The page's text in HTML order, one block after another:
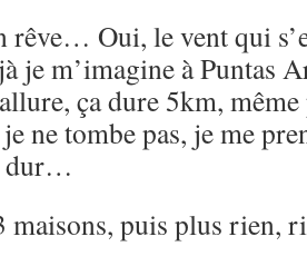
rêve… Oui, le vent qui
je m’imagine à Puntas
ça dure 5km,
ne tombe pas, je me
dur…
maisons, puis plus rien,